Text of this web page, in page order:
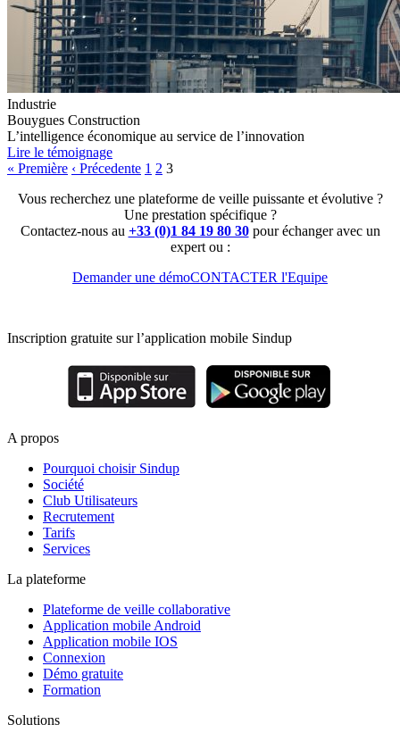
Industrie
Bouygues Construction
L’intelligence économique au service de l’innovation
Lire le témoignage
Navigation
des
« Première ‹ Précedente 1 2 3
Vous recherchez une plateforme de veille puissante et évolutive ?
Une prestation spécifique ?
Contactez-nous au +33 (0)1 84 19 80 30pour échanger avec un
expert ou :
Demander une démoCONTACTER l'Equipe
Inscription gratuite sur l’application mobile Sindup
A propos
Pourquoi choisir Sindup
Société
Club Utilisateurs
Recrutement
Tarifs
Services
La plateforme
Plateforme de veille collaborative
Application mobile Android
Application mobile IOS
Connexion
Démo gratuite
Formation
Solutions